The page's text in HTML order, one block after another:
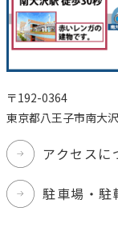
〒192-0364
東京都八王子市南大
アクセスに
駐車場・駐